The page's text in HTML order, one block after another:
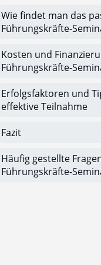
Wie findet man das
Führungskräfte-
Kosten und
Führungskräfte-
Erfolgsfaktoren und
effektive Teilnahme
Fazit
Häufig gestellte
Führungskräfte-